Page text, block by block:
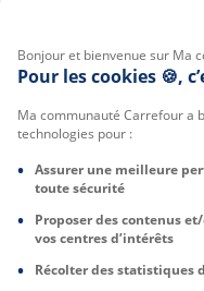
Bonjour et bienvenue sur Ma
Pour les cookies 🍪,
Ma communauté Carrefour a
technologies pour :
Assurer une meilleure
toute sécurité
Proposer des contenus
vos centres d’intérêts
Récolter des statistiques